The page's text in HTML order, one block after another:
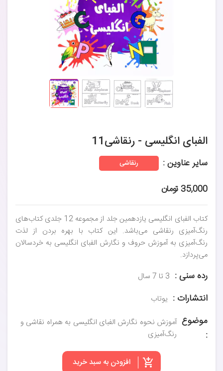
الفبای انگلیسی - رنقاشی11
سایر عناوین : رنقاشی
35,000 تومان
کتاب الفبای انگلیسی یازدهمین جلد از مجموعه 12 جلدی کتاب‌های
رنگ‌آمیزی رنقاشی می‌باشد. این کتاب با بهره بردن از لذت
رنگ‌آمیزی به آموزش حروف و نگارش الفبای انگلیسی به خردسالان
می‌پردازد.
رده سنی : 3 تا 7 سال
انتشارات : یوتاب
موضوع
:
آموزش نحوه نگارش الفبای انگلیسی به همراه نقاشی و
رنگ‌آمیزی
افزودن به سبد خرید